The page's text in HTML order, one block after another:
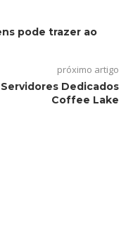
pode trazer ao
próximo artigo
Dedicados
Coffee Lake